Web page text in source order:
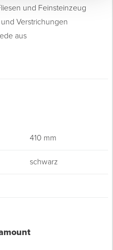
und Feinsteinzeug
Verstrichungen
aus
410 mm
schwarz